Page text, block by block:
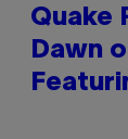
Quake
Dawn